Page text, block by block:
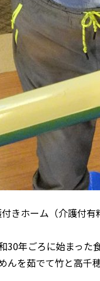
きホーム（介護付
年ごろに始まった食
んを茹でて竹と高